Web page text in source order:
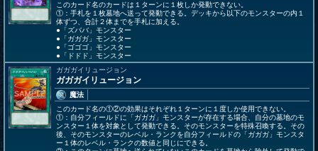
このカード名のカードは１ターンに１枚しか発動できない。
①：手札を１枚墓地へ送って発動できる。デッキから以下のモンスターの内１
体ずつ、合計２体までを手札に加える。
●「ズババ」モンスター
●「ガガガ」モンスター
●「ゴゴゴ」モンスター
●「ドドド」モンスター
ガガガイリュージョン
ガガガイリュージョン
魔法
このカード名の①②の効果はそれぞれ１ターンに１度しか使用できない。
①：自分フィールドに「ガガガ」モンスターが存在する場合、自分の墓地のモ
ンスター１体を対象として発動できる。そのモンスターを特殊召喚する。その
後、そのモンスターのレベル・ランクを自分フィールドの「ガガガ」モンスタ
ー１体のレベル・ランクの数値と同じにできる。